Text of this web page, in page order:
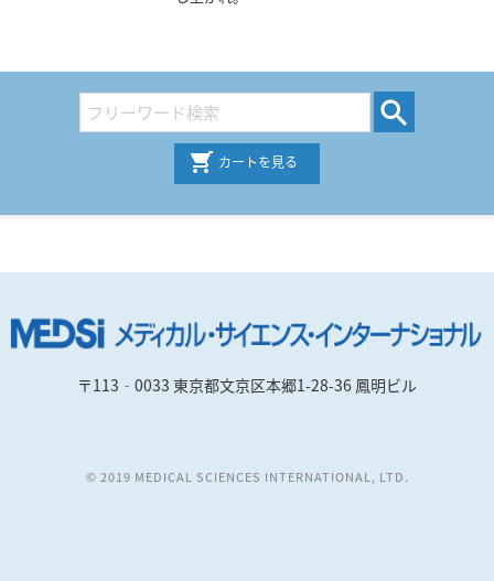
カートを見る
〒113‐0033 東京都文京区本郷1-28-36 鳳明ビル
© 2019 MEDICAL SCIENCES INTERNATIONAL, LTD.